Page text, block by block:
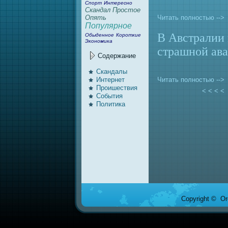
Спорт Интересно
Скандал Простое
Опять
Популярное
Обыденное Короткие
Экономика
Содержание
Скандалы
Интернeт
Проишествия
События
Политика
Читать полностью -->
В Австралии
страшной
Читать полностью -->
< < <
Copyright ©